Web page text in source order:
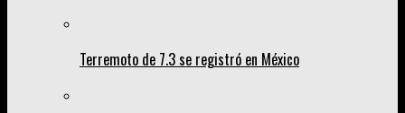
Terremoto de 7.3 se registró en México